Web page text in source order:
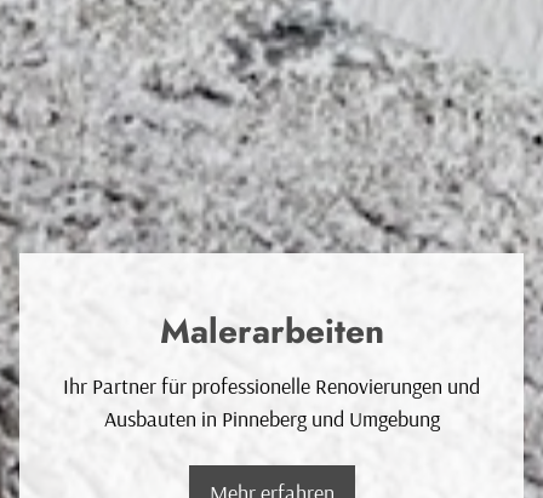
Malerarbeiten
Ihr Partner für professionelle Renovierungen und
Ausbauten in Pinneberg und Umgebung
Mehr erfahren